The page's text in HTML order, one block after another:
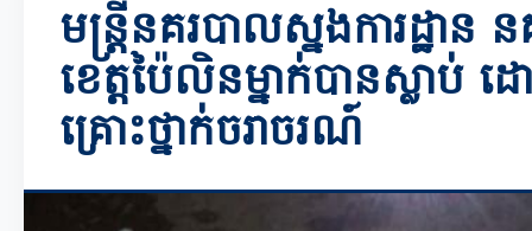
មន្រ្តីនគរបាលស្នងការដ្ឋាន
ខេត្តប៉ៃលិនម្នាក់បានស្លាប់
គ្រោះថ្នាក់ចរាចរណ៍